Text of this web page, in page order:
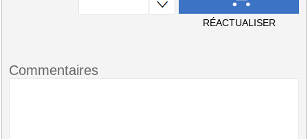
RÉACTUALISER
Commentaires